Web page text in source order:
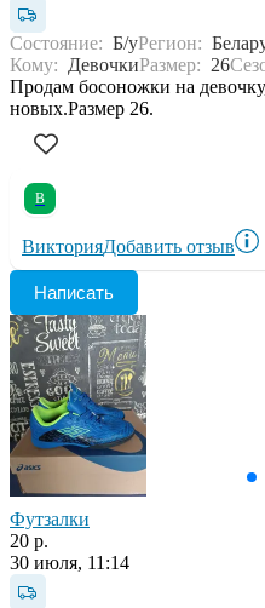
Состояние: Б/уРегион:
Кому: ДевочкиРазмер: 26
Продам босоножки на
новых.Размер 26.
В
ВикторияДобавить отзыв
Написать
Футзалки
20 р.
30 июля, 11:14